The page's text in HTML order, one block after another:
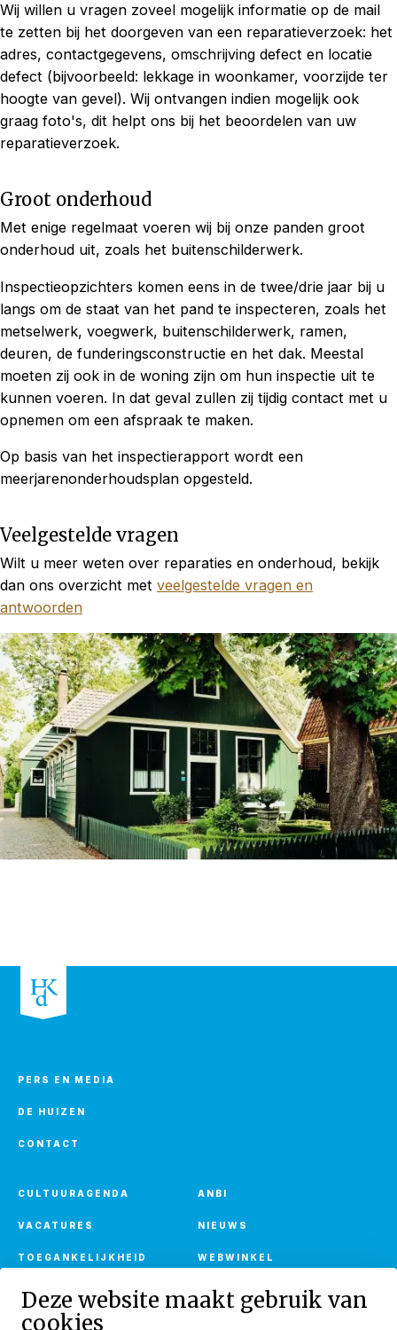
Deze website maakt gebruik van
cookies
Wij willen u vragen zoveel mogelijk informatie op de mail
te zetten bij het doorgeven van een reparatieverzoek: het
adres, contactgegevens, omschrijving defect en locatie
defect (bijvoorbeeld: lekkage in woonkamer, voorzijde ter
hoogte van gevel). Wij ontvangen indien mogelijk ook
graag foto's, dit helpt ons bij het beoordelen van uw
reparatieverzoek.
Groot onderhoud
Met enige regelmaat voeren wij bij onze panden groot
onderhoud uit, zoals het buitenschilderwerk.
Inspectieopzichters komen eens in de twee/drie jaar bij u
langs om de staat van het pand te inspecteren, zoals het
metselwerk, voegwerk, buitenschilderwerk, ramen,
deuren, de funderingsconstructie en het dak. Meestal
moeten zij ook in de woning zijn om hun inspectie uit te
kunnen voeren. In dat geval zullen zij tijdig contact met u
opnemen om een afspraak te maken.
Op basis van het inspectierapport wordt een
meerjarenonderhoudsplan opgesteld.
Veelgestelde vragen
Wilt u meer weten over reparaties en onderhoud, bekijk
dan ons overzicht met veelgestelde vragen en
antwoorden
PERS EN MEDIA
DE HUIZEN
CONTACT
CULTUURAGENDA
VACATURES
TOEGANKELIJKHEID
ANBI
NIEUWS
WEBWINKEL